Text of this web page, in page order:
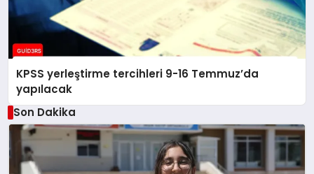
KPSS yerleştirme tercihleri 9-16 Temmuz’da
yapılacak
Son Dakika